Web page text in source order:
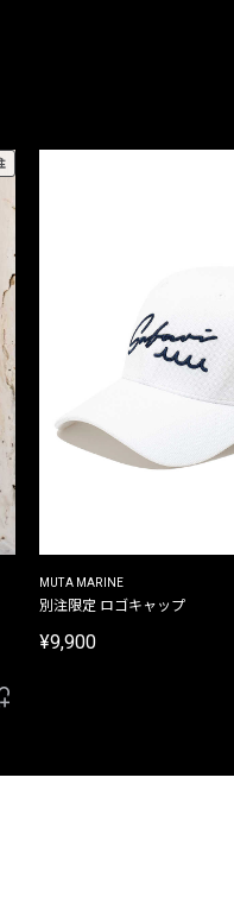
MUTA MARINE
別注限定 ロゴキャップ
¥9,900